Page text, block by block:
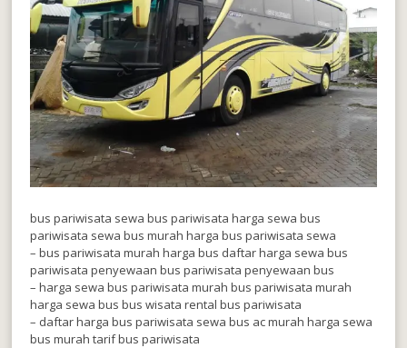
bus pariwisata sewa bus pariwisata harga sewa bus
pariwisata sewa bus murah harga bus pariwisata sewa
– bus pariwisata murah harga bus daftar harga sewa bus
pariwisata penyewaan bus pariwisata penyewaan bus
– harga sewa bus pariwisata murah bus pariwisata murah
harga sewa bus bus wisata rental bus pariwisata
– daftar harga bus pariwisata sewa bus ac murah harga sewa
bus murah tarif bus pariwisata